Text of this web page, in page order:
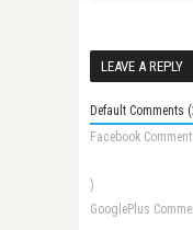
LEAVE A REPLY
Default Comments
Facebook
)
GooglePlus